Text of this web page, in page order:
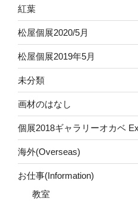
紅葉
松屋個展2020/5月
松屋個展2019年5月
未分類
画材のはなし
個展2018ギャラリーオカベ
海外(Overseas)
お仕事(Information)
教室